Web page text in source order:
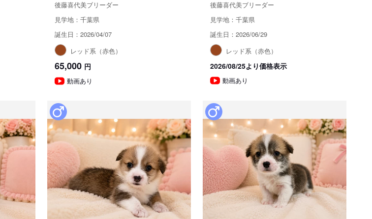
後藤喜代美ブリーダー
見学地：千葉県
誕生日：2026/04/07
レッド系（赤色）
65,000 円
動画あり
後藤喜代美ブリーダー
見学地：千葉県
誕生日：2026/06/29
レッド系（赤色）
2026/08/25より価格表示
動画あり